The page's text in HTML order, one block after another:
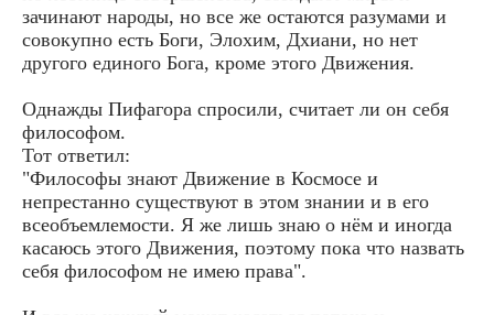
зачинают народы, но все же остаются разумами и
совокупно есть Боги, Элохим, Дхиани, но нет
другого единого Бога, кроме этого Движения.
Однажды Пифагора спросили, считает ли он себя
философом.
Тот ответил:
"Философы знают Движение в Космосе и
непрестанно существуют в этом знании и в его
всеобъемлемости. Я же лишь знаю о нём и иногда
касаюсь этого Движения, поэтому пока что назвать
себя философом не имею права".